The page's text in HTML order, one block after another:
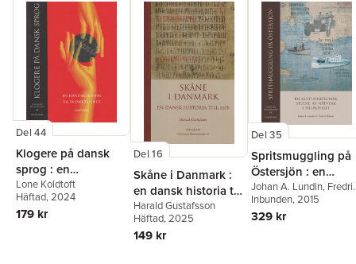
Ann Steiner
Anette
Svensson
Olle Widhe
Chen Maiping,Eva
Perbrand Magnusson
Rudolf Rydstedt,Niklas
Schiöler,Lennart
Sjögren,Lena Sjöstrand
Göran Sonnevi,Nina
Södergren,Niklas
Törnlund ,Jan Olov Ullén
Del 44
Klogere på dansk
sprog : en
håndsrækning til
svensktalende
Lone Koldtoft
Häftad, 2024
179 kr
Del 16
Skåne i Danmark :
en dansk historia till
1658
Harald Gustafsson
Häftad, 2025
149 kr
Del 35
Spritsmuggling på
Östersjön : en
kulturhistorisk
studie av nätverk i
tillblivelse
Johan A. Lundin,
Nilsson
Inbunden, 2015
329 kr